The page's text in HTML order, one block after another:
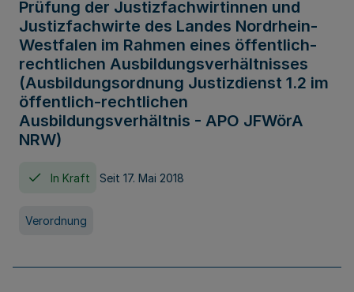
Prüfung der Justizfachwirtinnen und
Justizfachwirte des Landes Nordrhein-
Westfalen im Rahmen eines öffentlich-
rechtlichen Ausbildungsverhältnisses
(Ausbildungsordnung Justizdienst 1.2 im
öffentlich-rechtlichen
Ausbildungsverhältnis - APO JFWörA
NRW)
In Kraft Seit 17. Mai 2018
Verordnung